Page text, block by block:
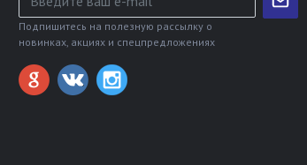
Подпишитесь на полезную рассылку о
новинках, акциях и спецпредложениях